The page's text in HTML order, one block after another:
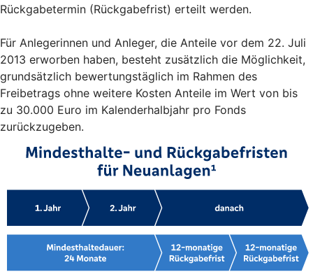
Rückgabetermin (Rückgabefrist) erteilt werden.
Für Anlegerinnen und Anleger, die Anteile vor dem 22. Juli
2013 erworben haben, besteht zusätzlich die Möglichkeit,
grundsätzlich bewertungstäglich im Rahmen des
Freibetrags ohne weitere Kosten Anteile im Wert von bis
zu 30.000 Euro im Kalenderhalbjahr pro Fonds
zurückzugeben.